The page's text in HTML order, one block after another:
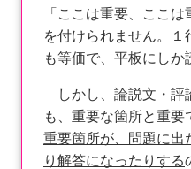
「ここは重要、ここ
を付けられません。
も等価で、平板にしか
しかし、論説文・評
も、重要な箇所と重
重要箇所が、問題に出
り解答になったりする